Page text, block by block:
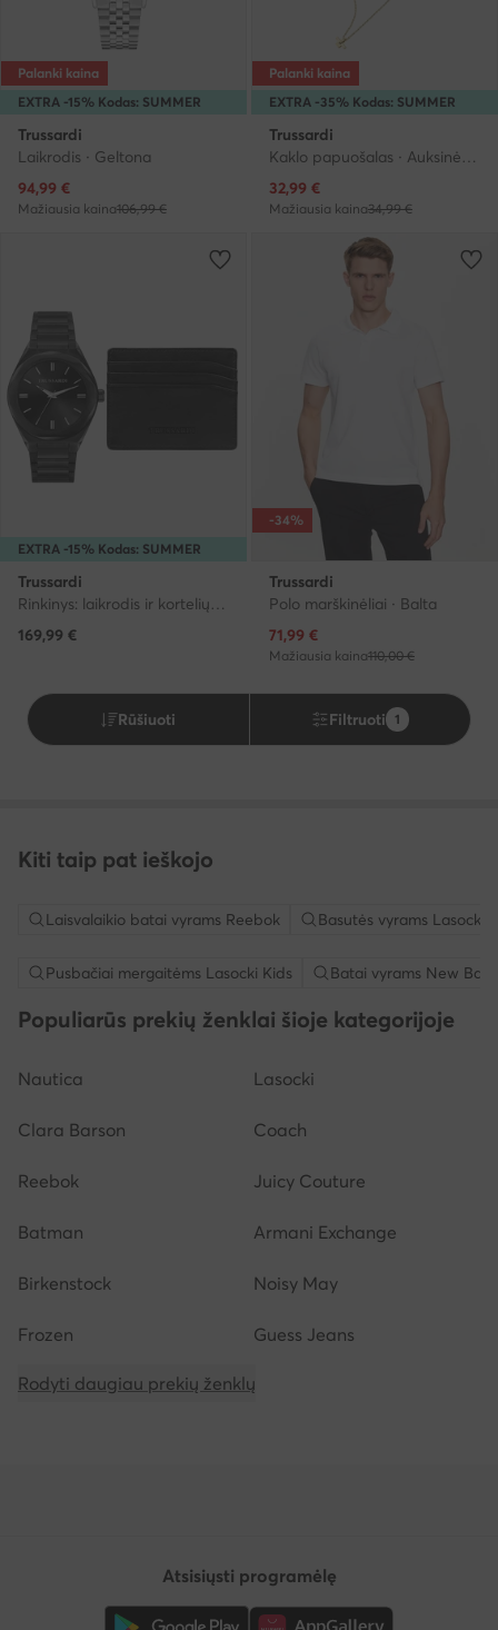
EXTRA -15% Kodas: SUMMER
Palanki kaina
Trussardi
Laikrodis · Geltona
Dabartinė kaina
94,99 €
Mažiausia kaina106,99 €
EXTRA -35% Kodas: SUMMER
Palanki kaina
Trussardi
Kaklo papuošalas · Auksinė · Metalas
Dabartinė kaina
32,99 €
Mažiausia kaina34,99 €
EXTRA -15% Kodas: SUMMER
Trussardi
169,99 €
-34%
Trussardi
Polo marškinėliai · Balta
Dabartinė kaina
71,99 €
Mažiausia kaina110,00 €
Rūšiuoti Filtruoti 1
Kiti taip pat ieškojo
Laisvalaikio batai vyrams Reebok Basutės vyrams Lasocki
Pusbačiai mergaitėms Lasocki Kids Batai vyrams New
Populiarūs prekių ženklai šioje kategorijoje
Nautica Lasocki
Clara Barson Coach
Reebok Juicy Couture
Batman Armani Exchange
Birkenstock Noisy May
Frozen Guess Jeans
Rodyti daugiau prekių ženklų
Atsisiųsti programėlę